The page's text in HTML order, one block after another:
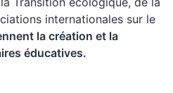
internationales sur le
la création et la
éducatives.